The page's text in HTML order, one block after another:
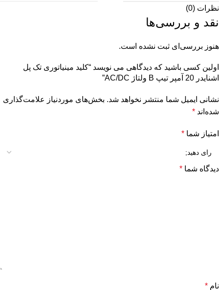
نظرات (0)
نقد و بررسی‌ها
هنوز بررسی‌ای ثبت نشده است.
اولین کسی باشید که دیدگاهی می نویسد “کلید مینیاتوری تک پل
اشنایدر 20 آمپر تیپ B ولتاژ AC/DC”
نشانی ایمیل شما منتشر نخواهد شد. بخش‌های موردنیاز علامت‌گذاری
شده‌اند *
امتیاز شما *
دیدگاه شما *
نام *